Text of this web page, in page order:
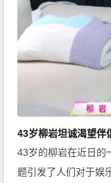
43岁的柳岩在近日的
题引发了人们对于娱